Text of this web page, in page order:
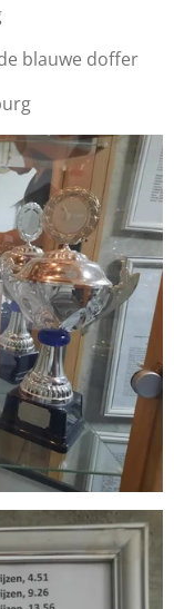
blauwe doffer